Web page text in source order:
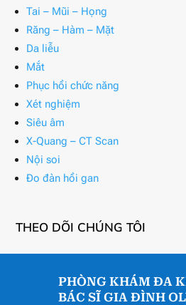
Tai – Mũi – Họng
Răng – Hàm – Mặt
Da liễu
Mắt
Phục hồi chức năng
Xét nghiệm
Siêu âm
X-Quang – CT Scan
Nội soi
Đo đàn hồi gan
THEO DÕI CHÚNG TÔI
PHÒNG KHÁM ĐA
BÁC SĨ GIA ĐÌNH